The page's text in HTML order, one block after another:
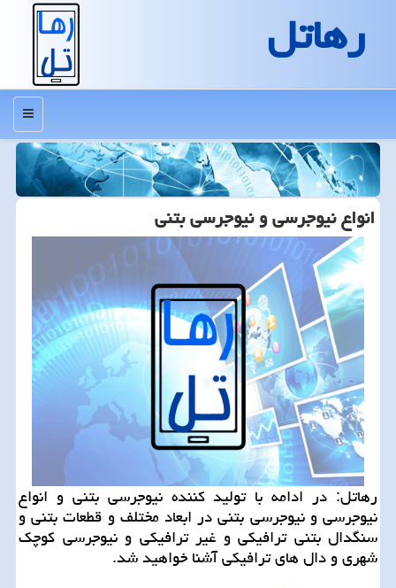
رهاتل
منو
انواع نیوجرسی و نیوجرسی بتنی
رهاتل: در ادامه با تولید كننده نیوجرسی بتنی و انواع
نیوجرسی و نیوجرسی بتنی در ابعاد مختلف و قطعات بتنی و
سنگدال بتنی ترافیكی و غیر ترافیكی و نیوجرسی كوچك
شهری و دال های ترافیكی آشنا خواهید شد.